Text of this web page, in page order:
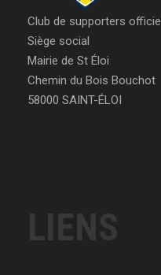
Club de supporters officiel
Siège social
Mairie de St Éloi
Chemin du Bois Bouchot
58000 SAINT-ÉLOI
LIENS